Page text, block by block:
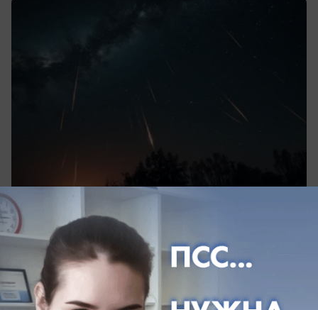
вчера в 07:30
Общество
В ЛДПР призвали остановить рост цен на